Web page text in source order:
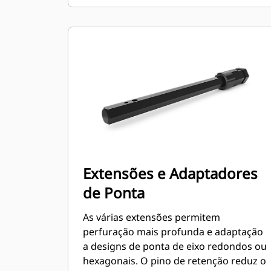
Extensões e Adaptadores
de Ponta
As várias extensões permitem
perfuração mais profunda e adaptação
a designs de ponta de eixo redondos ou
hexagonais. O pino de retenção reduz o